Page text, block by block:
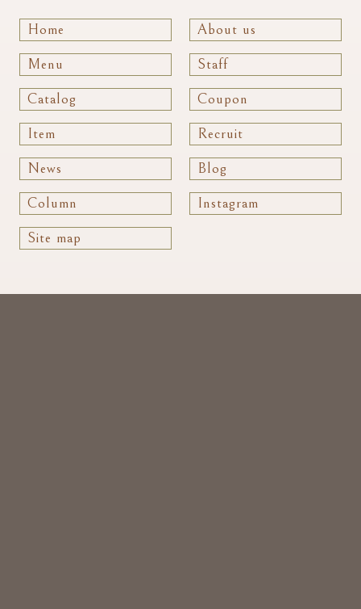
Home About us
Menu Staff
Catalog Coupon
Item Recruit
News Blog
Column Instagram
Site map